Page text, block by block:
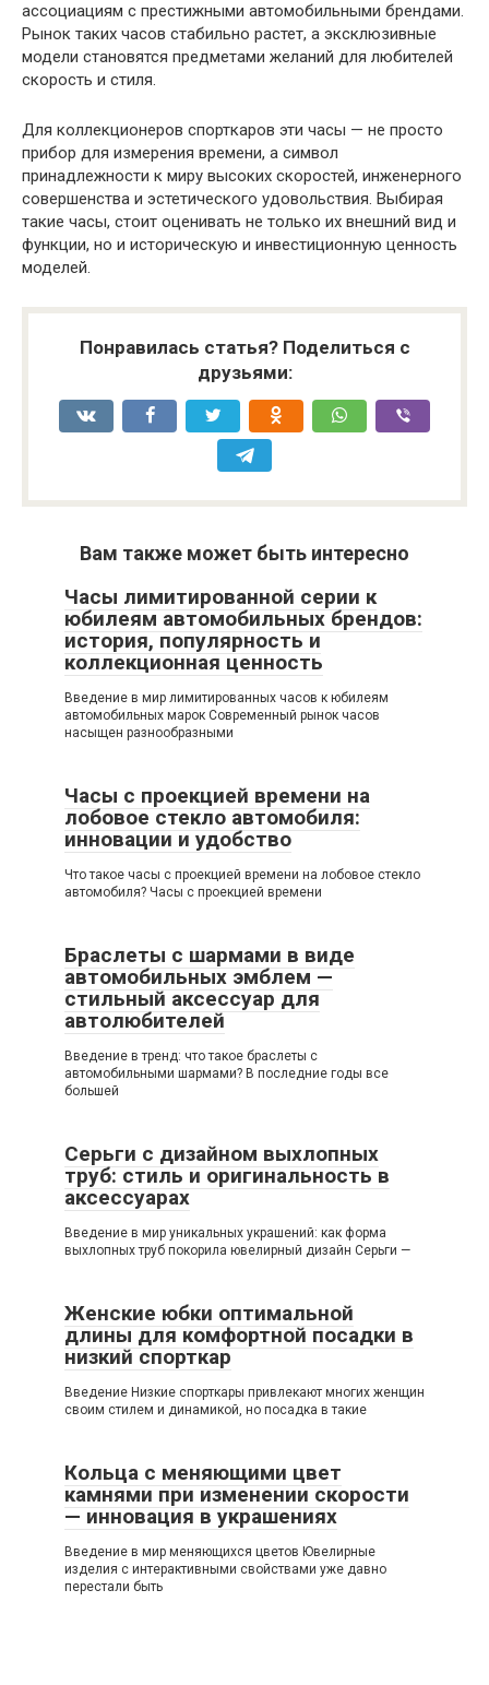
ассоциациям с престижными автомобильными брендами.
Рынок таких часов стабильно растет, а эксклюзивные
модели становятся предметами желаний для любителей
скорость и стиля.
Для коллекционеров спорткаров эти часы — не просто
прибор для измерения времени, а символ
принадлежности к миру высоких скоростей, инженерного
совершенства и эстетического удовольствия. Выбирая
такие часы, стоит оценивать не только их внешний вид и
функции, но и историческую и инвестиционную ценность
моделей.
Понравилась статья? Поделиться с
друзьями:
Вам также может быть интересно
Часы лимитированной серии к
юбилеям автомобильных брендов:
история, популярность и
коллекционная ценность
Введение в мир лимитированных часов к юбилеям
автомобильных марок Современный рынок часов
насыщен разнообразными
Часы с проекцией времени на
лобовое стекло автомобиля:
инновации и удобство
Что такое часы с проекцией времени на лобовое стекло
автомобиля? Часы с проекцией времени
Браслеты с шармами в виде
автомобильных эмблем —
стильный аксессуар для
автолюбителей
Введение в тренд: что такое браслеты с
автомобильными шармами? В последние годы все
большей
Серьги с дизайном выхлопных
труб: стиль и оригинальность в
аксессуарах
Введение в мир уникальных украшений: как форма
выхлопных труб покорила ювелирный дизайн Серьги —
Женские юбки оптимальной
длины для комфортной посадки в
низкий спорткар
Введение Низкие спорткары привлекают многих женщин
своим стилем и динамикой, но посадка в такие
Кольца с меняющими цвет
камнями при изменении скорости
— инновация в украшениях
Введение в мир меняющихся цветов Ювелирные
изделия с интерактивными свойствами уже давно
перестали быть